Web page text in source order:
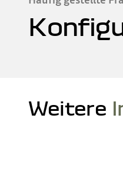
Weitere